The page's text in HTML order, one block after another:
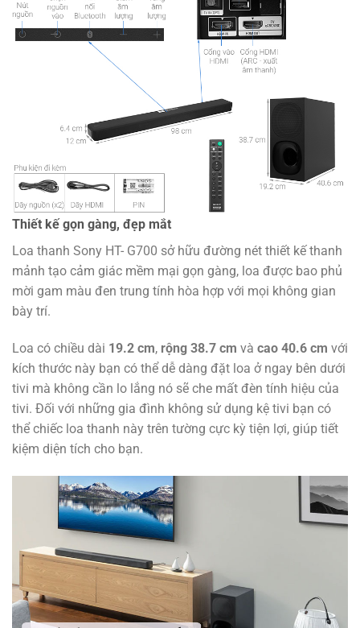
Thiết kế gọn gàng, đẹp mắt
Loa thanh Sony HT- G700 sở hữu đường nét thiết kế thanh
mảnh tạo cảm giác mềm mại gọn gàng, loa được bao phủ
mời gam màu đen trung tính hòa hợp với mọi không gian
bày trí.
Loa có chiều dài 19.2 cm, rộng 38.7 cm và cao 40.6 cm với
kích thước này bạn có thể dễ dàng đặt loa ở ngay bên dưới
tivi mà không cần lo lắng nó sẽ che mất đèn tính hiệu của
tivi. Đối với những gia đình không sử dụng kệ tivi bạn có
thể chiếc loa thanh này trên tường cực kỳ tiện lợi, giúp tiết
kiệm diện tích cho bạn.